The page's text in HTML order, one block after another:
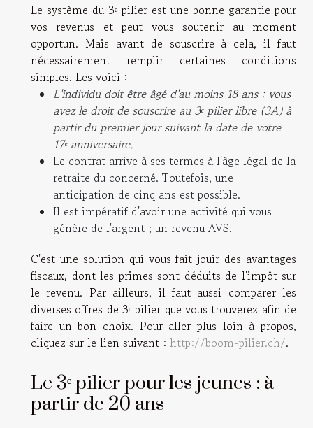
Le système du 3ᵉ pilier est une bonne garantie pour
vos revenus et peut vous soutenir au moment
opportun. Mais avant de souscrire à cela, il faut
nécessairement remplir certaines conditions
simples. Les voici :
L'individu doit être âgé d'au moins 18 ans : vous
avez le droit de souscrire au 3ᵉ pilier libre (3A) à
partir du premier jour suivant la date de votre
17ᵉ anniversaire.
Le contrat arrive à ses termes à l'âge légal de la
retraite du concerné. Toutefois, une
anticipation de cinq ans est possible.
Il est impératif d'avoir une activité qui vous
génère de l'argent ; un revenu AVS.
C'est une solution qui vous fait jouir des avantages
fiscaux, dont les primes sont déduits de l'impôt sur
le revenu. Par ailleurs, il faut aussi comparer les
diverses offres de 3ᵉ pilier que vous trouverez afin de
faire un bon choix. Pour aller plus loin à propos,
cliquez sur le lien suivant : http://boom-pilier.ch/.
Le 3ᵉ pilier pour les jeunes : à
partir de 20 ans